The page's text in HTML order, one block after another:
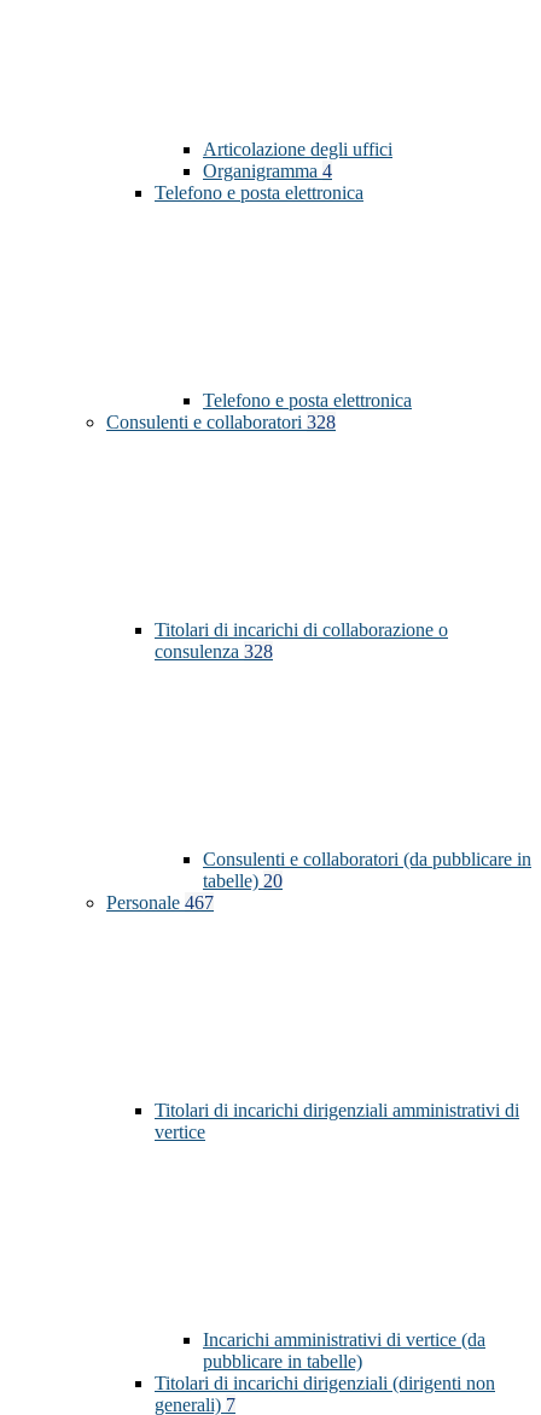
Articolazione degli uffici
Organigramma 4
Telefono e posta elettronica
Telefono e posta elettronica
Consulenti e collaboratori 328
Titolari di incarichi di collaborazione o
consulenza 328
Consulenti e collaboratori (da pubblicare in
tabelle) 20
Personale 467
Titolari di incarichi dirigenziali amministrativi di
vertice
Incarichi amministrativi di vertice (da
pubblicare in tabelle)
Titolari di incarichi dirigenziali (dirigenti non
generali) 7